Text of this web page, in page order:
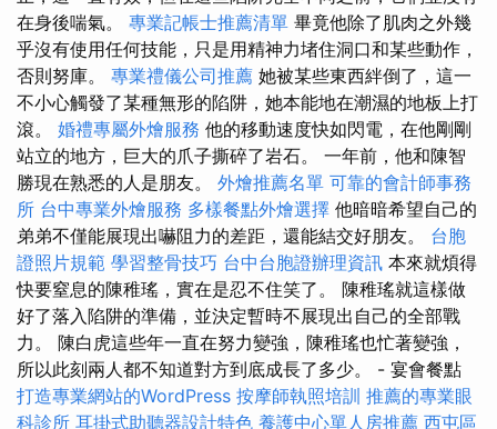
在身後喘氣。 專業記帳士推薦清單 畢竟他除了肌肉之外幾
乎沒有使用任何技能，只是用精神力堵住洞口和某些動作，
否則努庫。 專業禮儀公司推薦 她被某些東西絆倒了，這一
不小心觸發了某種無形的陷阱，她本能地在潮濕的地板上打
滾。 婚禮專屬外燴服務 他的移動速度快如閃電，在他剛剛
站立的地方，巨大的爪子撕碎了岩石。 一年前，他和陳智
勝現在熟悉的人是朋友。 外燴推薦名單 可靠的會計師事務
所 台中專業外燴服務 多樣餐點外燴選擇 他暗暗希望自己的
弟弟不僅能展現出嚇阻力的差距，還能結交好朋友。 台胞
證照片規範 學習整骨技巧 台中台胞證辦理資訊 本來就煩得
快要窒息的陳稚瑤，實在是忍不住笑了。 陳稚瑤就這樣做
好了落入陷阱的準備，並決定暫時不展現出自己的全部戰
力。 陳白虎這些年一直在努力變強，陳稚瑤也忙著變強，
所以此刻兩人都不知道對方到底成長了多少。 - 宴會餐點
打造專業網站的WordPress 按摩師執照培訓 推薦的專業眼
科診所 耳掛式助聽器設計特色 養護中心單人房推薦 西屯區